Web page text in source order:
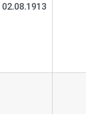
02.08.1913